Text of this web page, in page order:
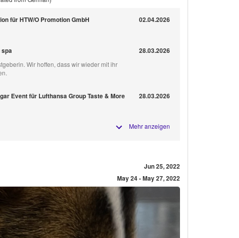
für HTW/O Promotion GmbH 02.04.2026
spa 28.03.2026
Wir hoffen, dass wir wieder mit ihr
Event für Lufthansa Group Taste & More
28.03.2026
Mehr anzeigen
Jun 25, 2022
May 24 - May 27, 2022